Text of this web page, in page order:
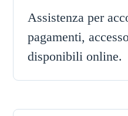
Assistenza per
pagamenti,
disponibili online.